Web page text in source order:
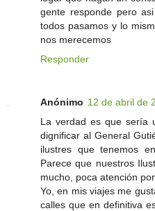
gente responde pero
todos pasamos y lo
nos merecemos
Responder
Anónimo 12 de abril de
La verdad es que sería
dignificar al General
ilustres que tenemos
Parece que nuestros
mucho, poca atención
Yo, en mis viajes me
calles que en definitiva